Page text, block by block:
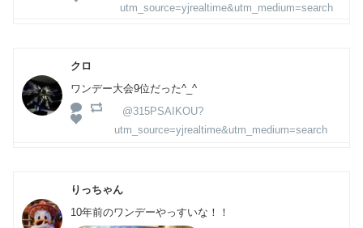
utm_source=yjrealtime&utm_medium=search
クロ
ワンデー大会9位だった^_^
@315PSAIKOU?
utm_source=yjrealtime&utm_medium=search
りっちゃん
10年前のワンデーやっすいな！！